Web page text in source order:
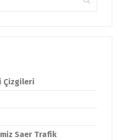
Çizgileri
Saer Trafik